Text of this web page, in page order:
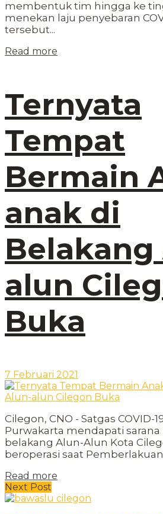
membentuk tim hingga ke
menekan laju penyebaran
tersebut...
Read more
Ternyata
Tempat
Bermain
anak di
Belakang
alun
Buka
7 Februari 2021
Cilegon, CNO - Satgas COVID-
Purwakarta mendapati
belakang Alun-Alun Kota
beroperasi saat
Read more
Next Post